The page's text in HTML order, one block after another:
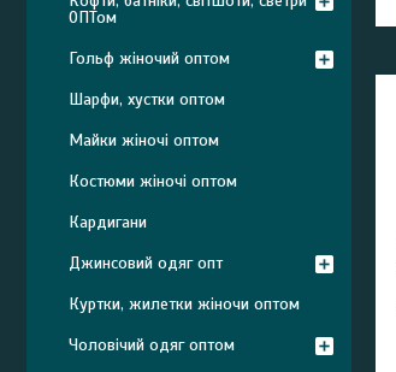
ОПТом
Гольф жіночий оптом
Шарфи, хустки оптом
Майки жіночі оптом
Костюми жіночі оптом
Кардигани
Джинсовий одяг опт
Куртки, жилетки жіночи оптом
Чоловічий одяг оптом